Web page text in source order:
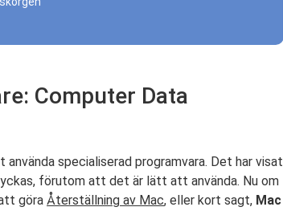
Computer Data
specialiserad programvara. Det har visat
förutom att det är lätt att använda. Nu om
göra Återställning av Mac, eller kort sagt, Mac